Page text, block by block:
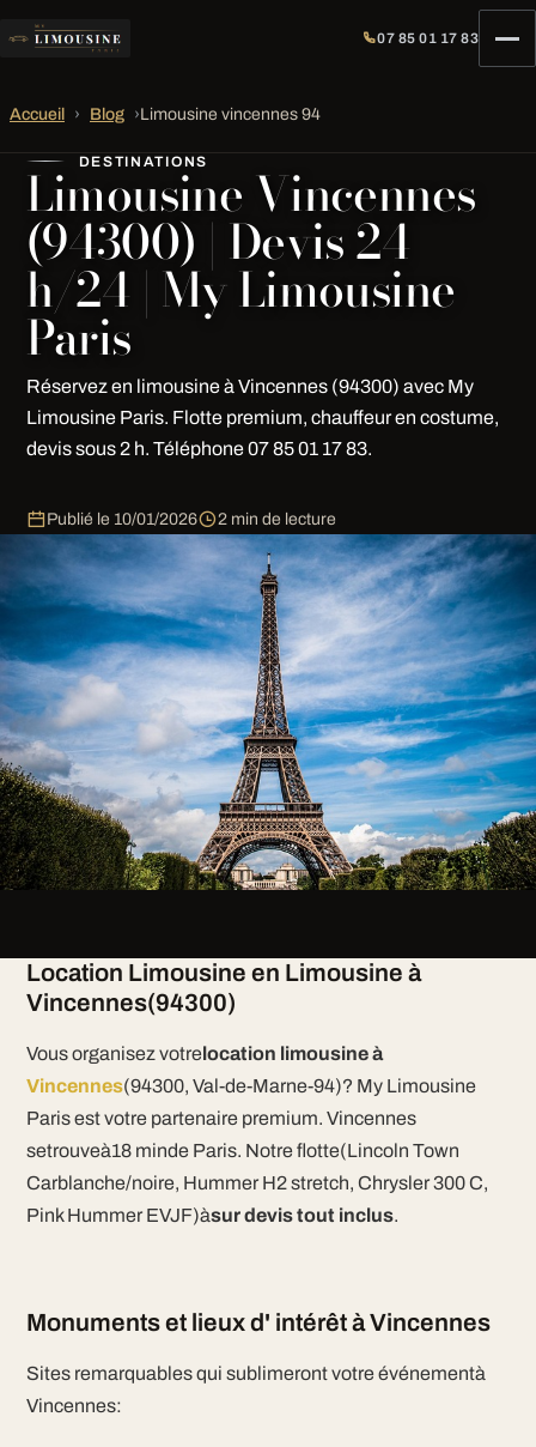
07 85 01 17 83
Accueil › Blog ›Limousine vincennes 94
DESTINATIONS
Limousine Vincennes
(94300) | Devis 24
h/24 | My Limousine
Paris
Réservez en limousine à Vincennes (94300) avec My
Limousine Paris. Flotte premium, chauffeur en costume,
devis sous 2 h. Téléphone 07 85 01 17 83.
Publié le 10/01/2026 2 min de lecture
Location Limousine en Limousine à
Vincennes(94300)
Vous organisez votrelocation limousine à
Vincennes(94300, Val-de-Marne-94)? My Limousine
Paris est votre partenaire premium. Vincennes
setrouveà18 minde Paris. Notre flotte(Lincoln Town
Carblanche/noire, Hummer H2 stretch, Chrysler 300 C,
Pink Hummer EVJF)àsur devis tout inclus.
Monuments et lieux d' intérêt à Vincennes
Sites remarquables qui sublimeront votre événementà
Vincennes: